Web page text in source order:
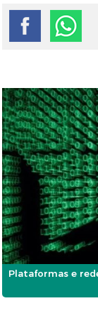
Plataformas e